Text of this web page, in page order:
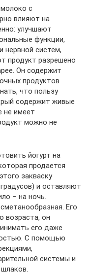
с
влияют на
улучшают
функции,
нервной систем,
продукт разрешено
Он содержит
продуктов
что пользу
содержит живые
не имеет
можно не
йогурт на
продается
закваску
и оставляют
– на ночь.
Его
возраста, он
его даже
С помощью
системы и